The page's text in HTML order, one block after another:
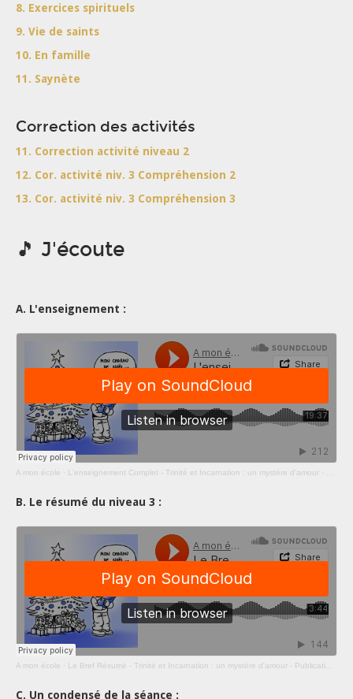
8. Exercices spirituels
9. Vie de saints
10. En famille
11. Saynète
Correction des activités
11. Correction activité niveau 2
12. Cor. activité niv. 3 Compréhension 2
13. Cor. activité niv. 3 Compréhension 3
🎵 J'écoute
A. L'enseignement :
A mon école · L'enseignement Complet - Trinité et Incarnation : un mystère d'amour - Publication 11
B. Le résumé du niveau 3 :
A mon école · Le Bref Résumé - Trinité et Incarnation : un mystère d'amour - Publication 11
C. Un condensé de la séance :